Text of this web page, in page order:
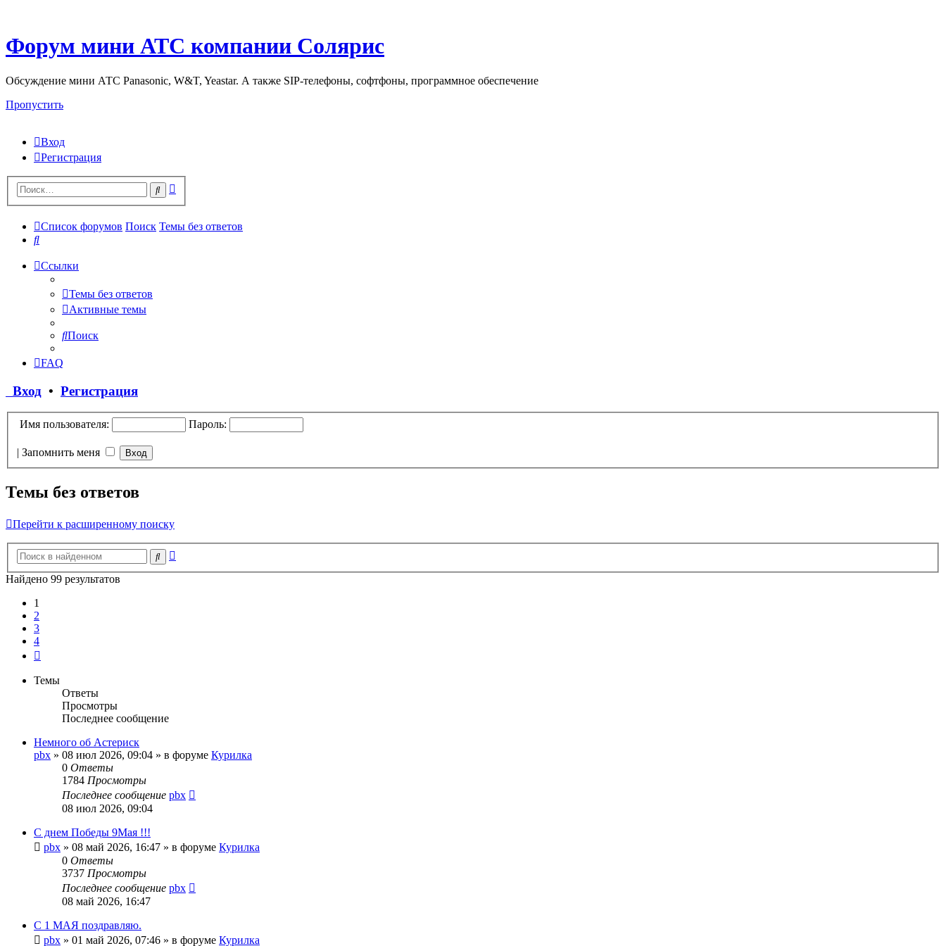
Форум мини АТС компании Солярис
Обсуждение мини АТС Panasonic, W&T, Yeastar. А также SIP-телефоны, софтфоны, программное обеспечение
Пропустить
Вход
Регистрация
Поиск
Список форумов Поиск Темы без ответов
Поиск
Ссылки
Темы без ответов
Активные темы
Поиск
FAQ
Вход • Регистрация
Имя пользователя: Пароль:
| Запомнить меня
Темы без ответов
Перейти к расширенному поиску
Поиск
Найдено 99 результатов
1
2
3
4
Темы
Ответы
Просмотры
Последнее сообщение
Немного об Астериск
pbx » 08 июл 2026, 09:04 » в форуме Курилка
0 Ответы
1784 Просмотры
Последнее сообщение pbx
08 июл 2026, 09:04
С днем Победы 9Мая !!!
pbx » 08 май 2026, 16:47 » в форуме Курилка
0 Ответы
3737 Просмотры
Последнее сообщение pbx
08 май 2026, 16:47
С 1 МАЯ поздравляю.
pbx » 01 май 2026, 07:46 » в форуме Курилка